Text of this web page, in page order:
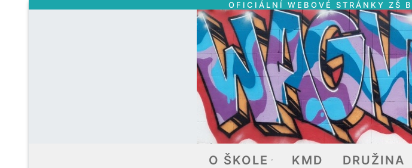
Přeskočit
OFICIÁLNÍ WEBOVÉ STRÁNKY ZŠ
O ŠKOLE KMD DRUŽINA